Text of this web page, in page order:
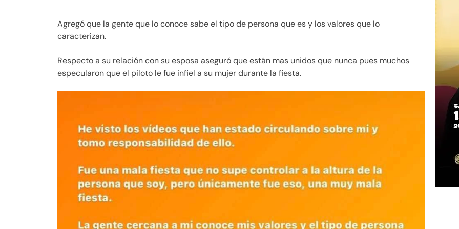
Agregó que la gente que lo conoce sabe el tipo de persona que es y los valores que lo
caracterizan.
Respecto a su relación con su esposa aseguró que están mas unidos que nunca pues muchos
especularon que el piloto le fue infiel a su mujer durante la fiesta.